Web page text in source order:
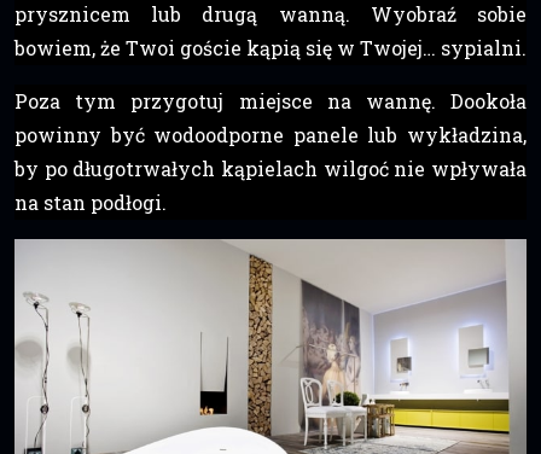
prysznicem lub drugą wanną. Wyobraź sobie
bowiem, że Twoi goście kąpią się w Twojej… sypialni.
Poza tym przygotuj miejsce na wannę. Dookoła
powinny być wodoodporne panele lub wykładzina,
by po długotrwałych kąpielach wilgoć nie wpływała
na stan podłogi.